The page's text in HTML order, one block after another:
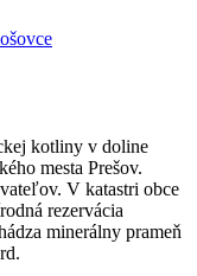
kotliny v doline
mesta Prešov.
V katastri obce
rezervácia
minerálny prameň